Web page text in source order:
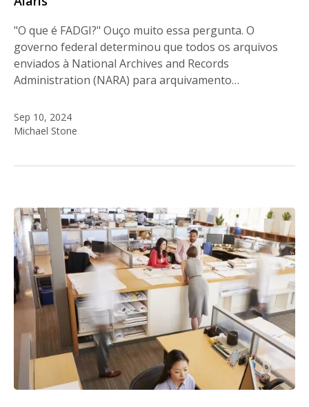
"O que é FADGI?" Ouço muito essa pergunta. O
governo federal determinou que todos os arquivos
enviados à National Archives and Records
Administration (NARA) para arquivamento…
Sep 10, 2024
Michael Stone